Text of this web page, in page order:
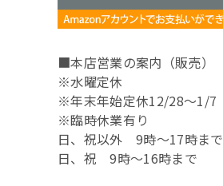
■本店営業の案内（販売）
※水曜定休
※年末年始定休12/28～1/7
※臨時休業有り
日、祝以外 9時～17時まで
日、祝 9時～16時まで